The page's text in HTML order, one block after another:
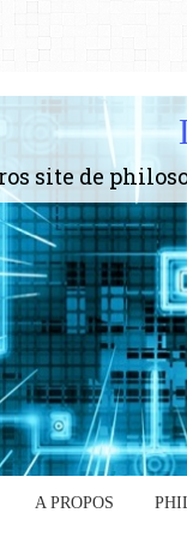
A PROPOS